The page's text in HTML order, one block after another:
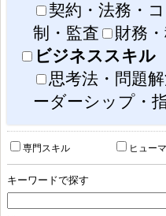
契約・法務・
制・監査
財務
ビジネススキル
思考法・問題
ーダーシップ・
事業戦略策定・事業戦略評価
IS戦略策定・IS戦略評価・IS企画
IS戦略実行マネジメント・プロ
社会の変化 顧客価値の変化
社会におけるデータ
専門スキル ヒュー
キーワードで探す